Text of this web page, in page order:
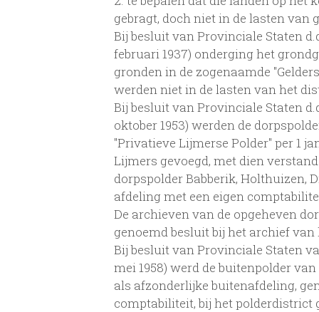
gebragt, doch niet in de lasten
Bij besluit van Provinciale Staten
februari 1937) onderging het
gronden in de zogenaamde
werden niet in de lasten van het
Bij besluit van Provinciale Staten
oktober 1953) werden de
"Privatieve Lijmerse Polder" per 1
Lijmers gevoegd, met dien
dorpspolder Babberik, Holthuizen,
afdeling met een eigen
De archieven van de opgeheven
genoemd besluit bij het archief
Bij besluit van Provinciale Staten
mei 1958) werd de buitenpolder
als afzonderlijke buitenafdeling,
comptabiliteit, bij het polderdistrict